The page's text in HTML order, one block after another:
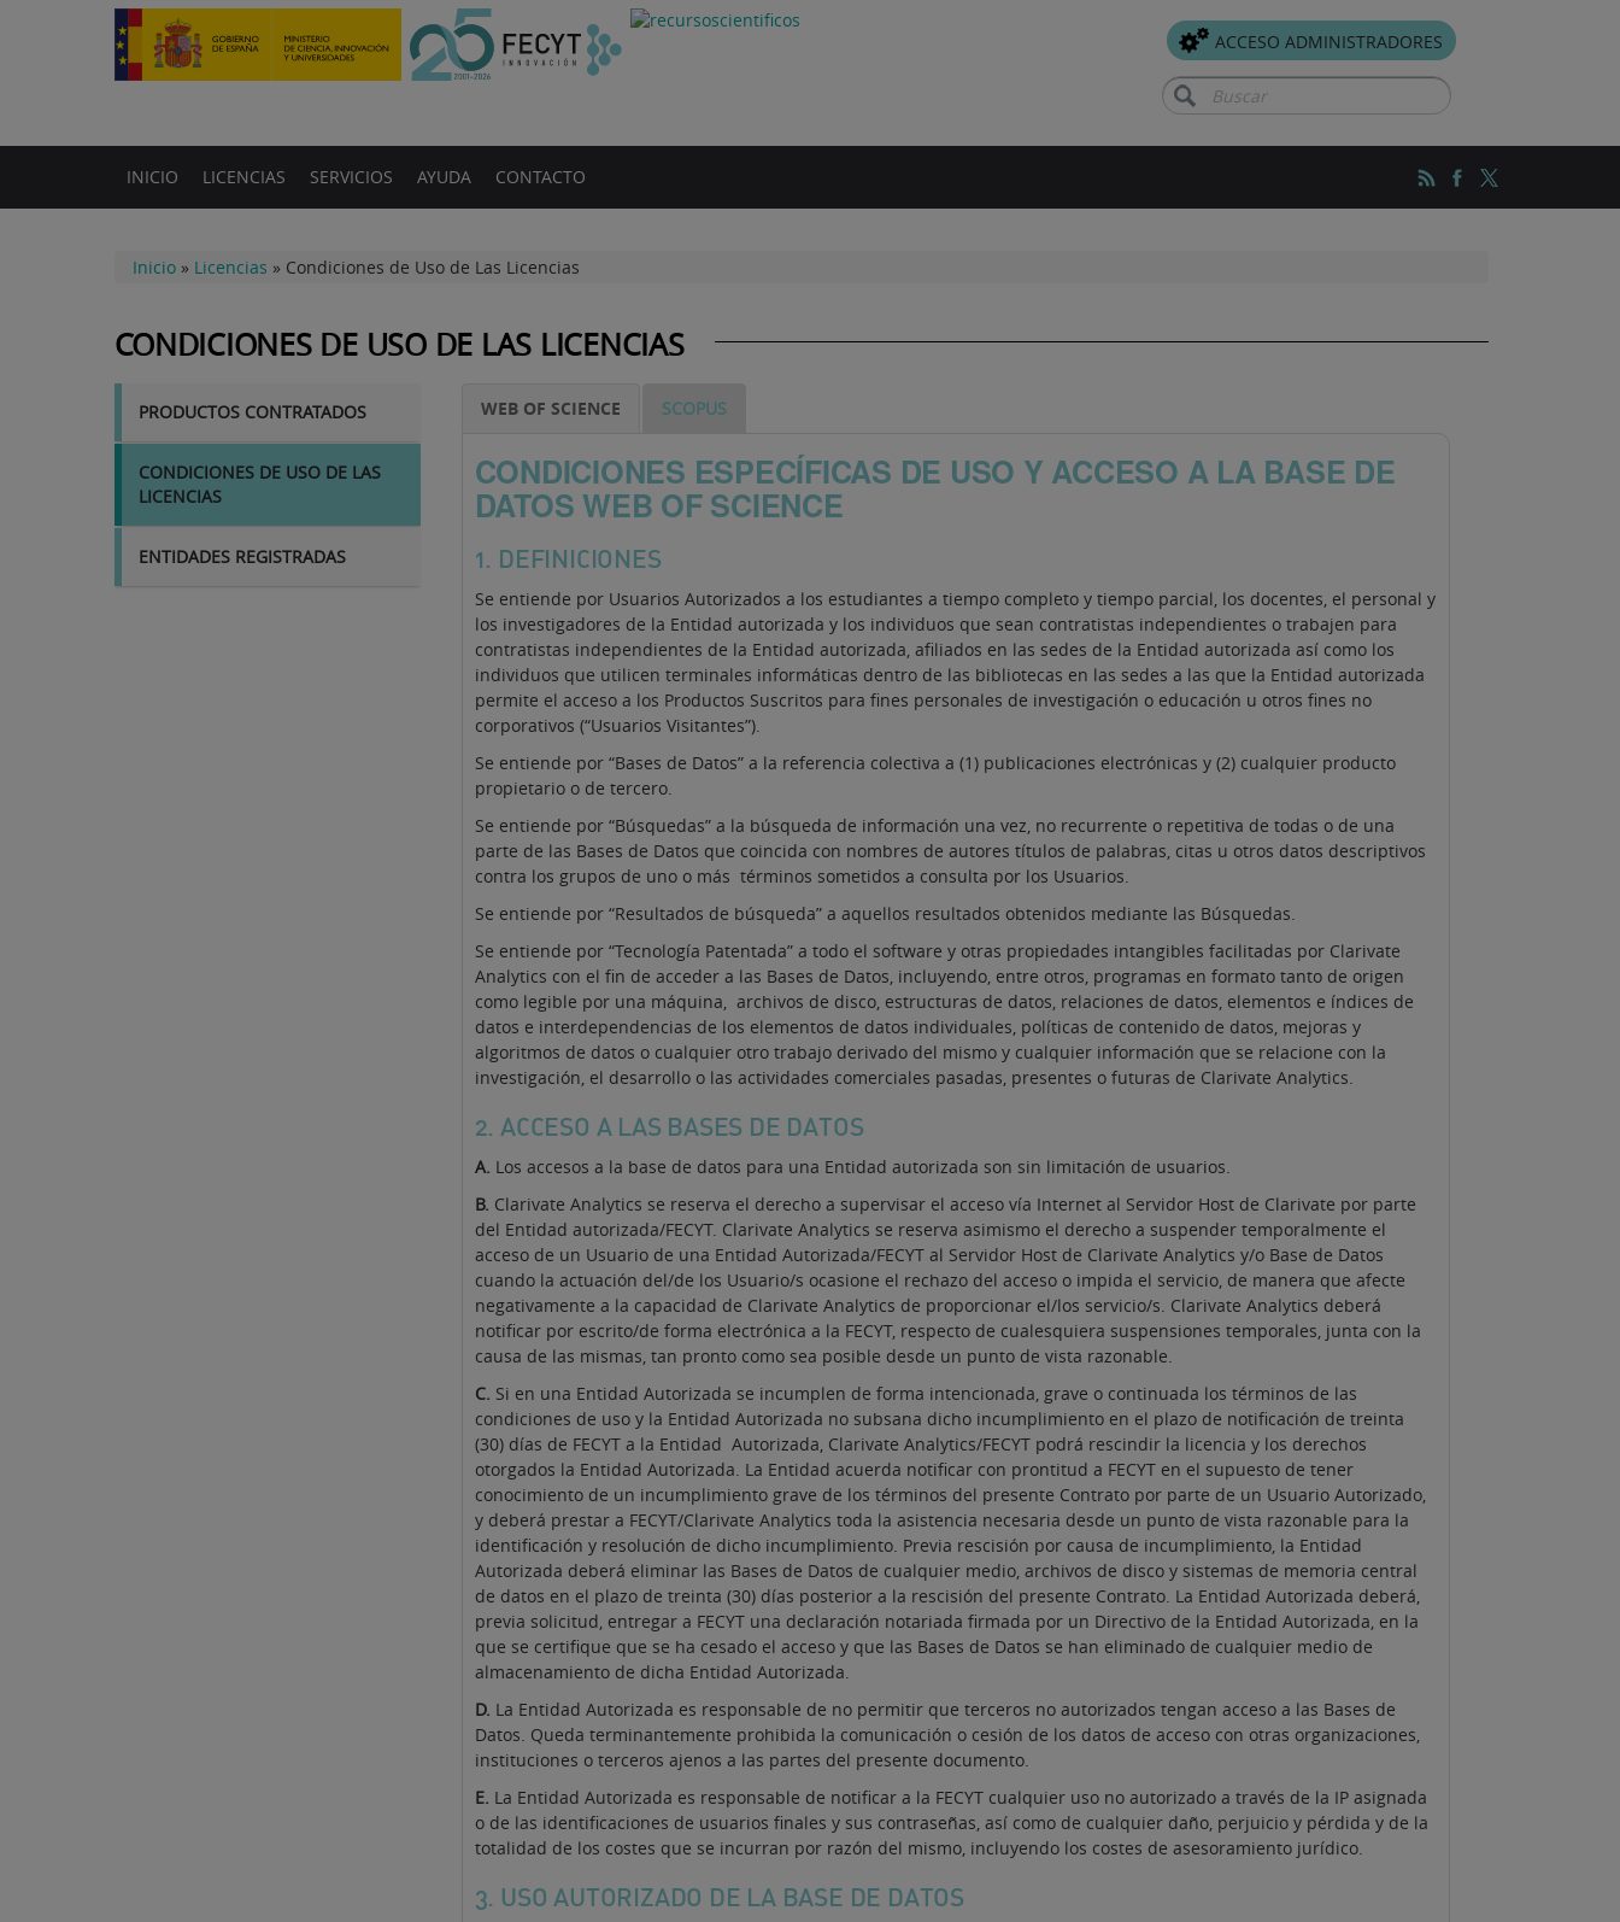
ACCESO ADMINISTRADORES
Buscar
INICIO LICENCIAS SERVICIOS AYUDA CONTACTO
Inicio » Licencias » Condiciones de Uso de Las Licencias
CONDICIONES DE USO DE LAS LICENCIAS
LICENCIAS
PRODUCTOS CONTRATADOS
CONDICIONES DE USO DE LAS
LICENCIAS
ENTIDADES REGISTRADAS
WEB OF SCIENCE SCOPUS
CONDICIONES ESPECÍFICAS DE USO Y ACCESO A LA BASE DE
DATOS WEB OF SCIENCE
1. DEFINICIONES
Se entiende por Usuarios Autorizados a los estudiantes a tiempo completo y tiempo parcial, los docentes, el personal y
los investigadores de la Entidad autorizada y los individuos que sean contratistas independientes o trabajen para
contratistas independientes de la Entidad autorizada, afiliados en las sedes de la Entidad autorizada así como los
individuos que utilicen terminales informáticas dentro de las bibliotecas en las sedes a las que la Entidad autorizada
permite el acceso a los Productos Suscritos para fines personales de investigación o educación u otros fines no
corporativos (“Usuarios Visitantes”).
Se entiende por “Bases de Datos” a la referencia colectiva a (1) publicaciones electrónicas y (2) cualquier producto
propietario o de tercero.
Se entiende por “Búsquedas” a la búsqueda de información una vez, no recurrente o repetitiva de todas o de una
parte de las Bases de Datos que coincida con nombres de autores títulos de palabras, citas u otros datos descriptivos
contra los grupos de uno o más términos sometidos a consulta por los Usuarios.
Se entiende por “Resultados de búsqueda” a aquellos resultados obtenidos mediante las Búsquedas.
Se entiende por “Tecnología Patentada” a todo el software y otras propiedades intangibles facilitadas por Clarivate
Analytics con el fin de acceder a las Bases de Datos, incluyendo, entre otros, programas en formato tanto de origen
como legible por una máquina, archivos de disco, estructuras de datos, relaciones de datos, elementos e índices de
datos e interdependencias de los elementos de datos individuales, políticas de contenido de datos, mejoras y
algoritmos de datos o cualquier otro trabajo derivado del mismo y cualquier información que se relacione con la
investigación, el desarrollo o las actividades comerciales pasadas, presentes o futuras de Clarivate Analytics.
2. ACCESO A LAS BASES DE DATOS
A. Los accesos a la base de datos para una Entidad autorizada son sin limitación de usuarios.
B. Clarivate Analytics se reserva el derecho a supervisar el acceso vía Internet al Servidor Host de Clarivate por parte
del Entidad autorizada/FECYT. Clarivate Analytics se reserva asimismo el derecho a suspender temporalmente el
acceso de un Usuario de una Entidad Autorizada/FECYT al Servidor Host de Clarivate Analytics y/o Base de Datos
cuando la actuación del/de los Usuario/s ocasione el rechazo del acceso o impida el servicio, de manera que afecte
negativamente a la capacidad de Clarivate Analytics de proporcionar el/los servicio/s. Clarivate Analytics deberá
notificar por escrito/de forma electrónica a la FECYT, respecto de cualesquiera suspensiones temporales, junta con la
causa de las mismas, tan pronto como sea posible desde un punto de vista razonable.
C. Si en una Entidad Autorizada se incumplen de forma intencionada, grave o continuada los términos de las
condiciones de uso y la Entidad Autorizada no subsana dicho incumplimiento en el plazo de notificación de treinta
(30) días de FECYT a la Entidad Autorizada, Clarivate Analytics/FECYT podrá rescindir la licencia y los derechos
otorgados la Entidad Autorizada. La Entidad acuerda notificar con prontitud a FECYT en el supuesto de tener
conocimiento de un incumplimiento grave de los términos del presente Contrato por parte de un Usuario Autorizado,
y deberá prestar a FECYT/Clarivate Analytics toda la asistencia necesaria desde un punto de vista razonable para la
identificación y resolución de dicho incumplimiento. Previa rescisión por causa de incumplimiento, la Entidad
Autorizada deberá eliminar las Bases de Datos de cualquier medio, archivos de disco y sistemas de memoria central
de datos en el plazo de treinta (30) días posterior a la rescisión del presente Contrato. La Entidad Autorizada deberá,
previa solicitud, entregar a FECYT una declaración notariada firmada por un Directivo de la Entidad Autorizada, en la
que se certifique que se ha cesado el acceso y que las Bases de Datos se han eliminado de cualquier medio de
almacenamiento de dicha Entidad Autorizada.
D. La Entidad Autorizada es responsable de no permitir que terceros no autorizados tengan acceso a las Bases de
Datos. Queda terminantemente prohibida la comunicación o cesión de los datos de acceso con otras organizaciones,
instituciones o terceros ajenos a las partes del presente documento.
E. La Entidad Autorizada es responsable de notificar a la FECYT cualquier uso no autorizado a través de la IP asignada
o de las identificaciones de usuarios finales y sus contraseñas, así como de cualquier daño, perjuicio y pérdida y de la
totalidad de los costes que se incurran por razón del mismo, incluyendo los costes de asesoramiento jurídico.
3. USO AUTORIZADO DE LA BASE DE DATOS